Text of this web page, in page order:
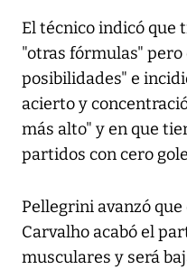
El técnico indicó que
"otras fórmulas"
posibilidades" e
acierto y
más alto" y en que
partidos con cero
Pellegrini avanzó
Carvalho acabó el
musculares y será